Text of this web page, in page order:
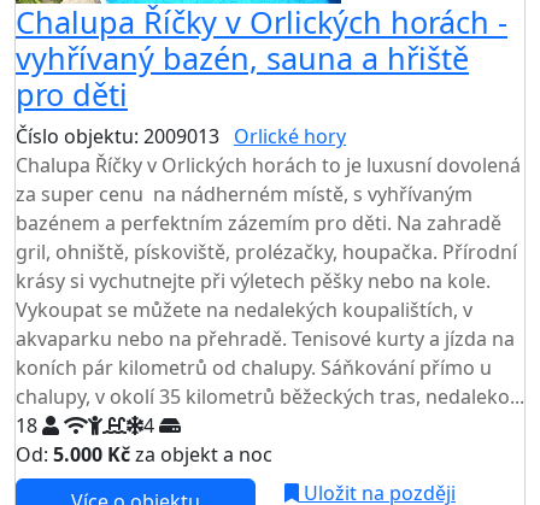
Chalupa Říčky v Orlických horách -
vyhřívaný bazén, sauna a hřiště
pro děti
Číslo objektu: 2009013 Orlické hory
Chalupa Říčky v Orlických horách to je luxusní dovolená
za super cenu na nádherném místě, s vyhřívaným
bazénem a perfektním zázemím pro děti. Na zahradě
gril, ohniště, pískoviště, prolézačky, houpačka. Přírodní
krásy si vychutnejte při výletech pěšky nebo na kole.
Vykoupat se můžete na nedalekých koupalištích, v
akvaparku nebo na přehradě. Tenisové kurty a jízda na
koních pár kilometrů od chalupy. Sáňkování přímo u
chalupy, v okolí 35 kilometrů běžeckých tras, nedaleko...
18
4
Od: 5.000 Kčza objekt a noc
Uložit na později